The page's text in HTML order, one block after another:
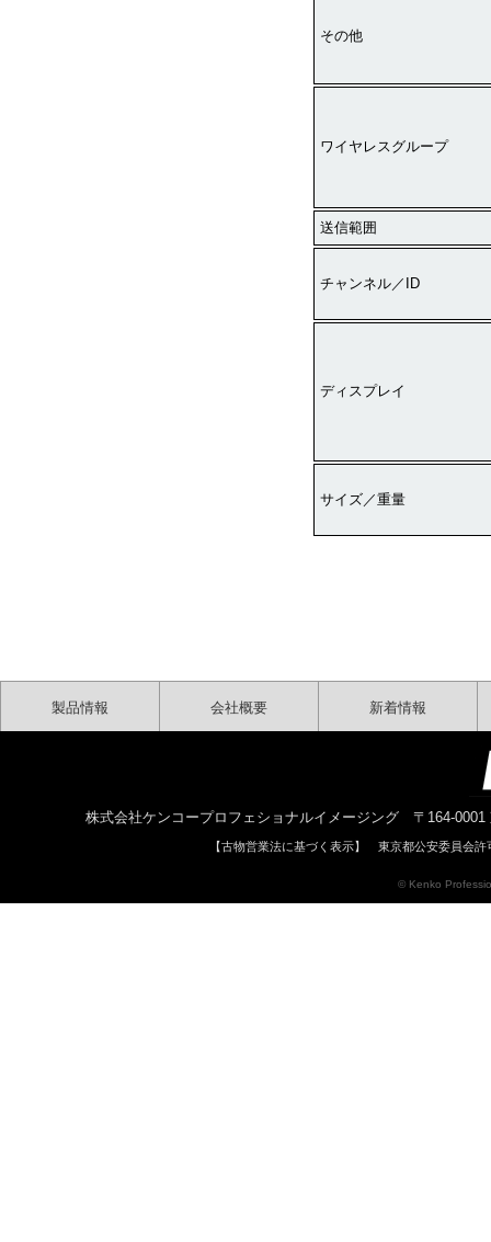
その他
ワイヤレスグループ
送信範囲
チャンネル／ ID
ディスプレイ
サイズ／重量
製品情報 会社概要 新着情報
株式会社ケンコープロフェショナルイメージング 〒164-
【古物営業法に基づく表示】 東京都公安委員会
© Kenko